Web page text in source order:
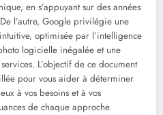
en s’appuyant sur des années
l’autre, Google privilégie une
optimisée par l’intelligence
logicielle inégalée et une
L’objectif de ce document
pour vous aider à déterminer
à vos besoins et à vos
de chaque approche.